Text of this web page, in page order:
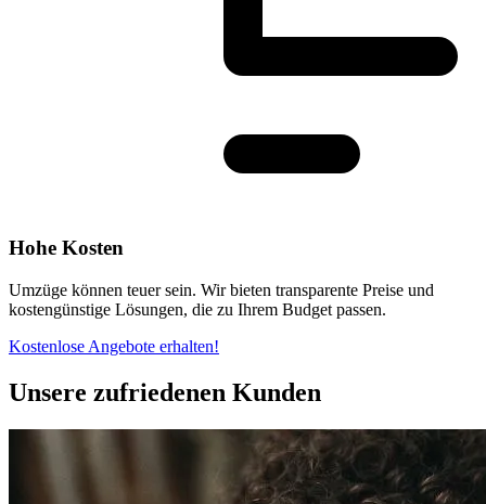
Hohe Kosten
Umzüge können teuer sein. Wir bieten transparente Preise und
kostengünstige Lösungen, die zu Ihrem Budget passen.
Kostenlose Angebote erhalten!
Unsere zufriedenen Kunden